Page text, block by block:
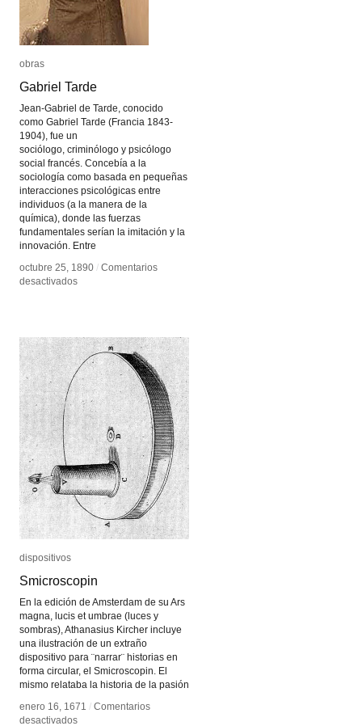
obras
Gabriel Tarde
Jean-Gabriel de Tarde, conocido
como Gabriel Tarde (Francia 1843-
1904), fue un
sociólogo, criminólogo y psicólogo
social francés. Concebía a la
sociología como basada en pequeñas
interacciones psicológicas entre
individuos (a la manera de la
química), donde las fuerzas
fundamentales serían la imitación y la
innovación. Entre
octubre 25, 1890 / Comentarios
desactivadosen
obras
Gabriel Tarde
octubre 25, 1890 / Comentarios
desactivadosen
dispositivos
Smicroscopin
En la edición de Amsterdam de su Ars
magna, lucis et umbrae (luces y
sombras), Athanasius Kircher incluye
una ilustración de un extraño
dispositivo para ¨narrar¨ historias en
forma circular, el Smicroscopin. El
mismo relataba la historia de la pasión
enero 16, 1671 / Comentarios
desactivadosen
dispositivos
Smicroscopin
enero 16, 1671 / Comentarios
desactivadosen